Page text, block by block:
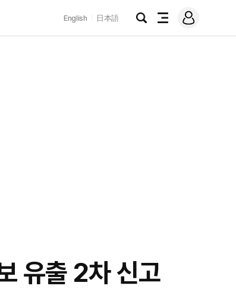
English 日本語
검
전
메
그
유출 2차 신고